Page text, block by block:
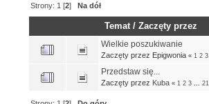
Strony: 1 [2]Na dół
Temat /Zaczęty przez
Wielkie poszukiwanie
Zaczęty przez Epigwonia« 1 2 3
Przedstaw się...
Zaczęty przez Kuba « 1 2 3 ...21